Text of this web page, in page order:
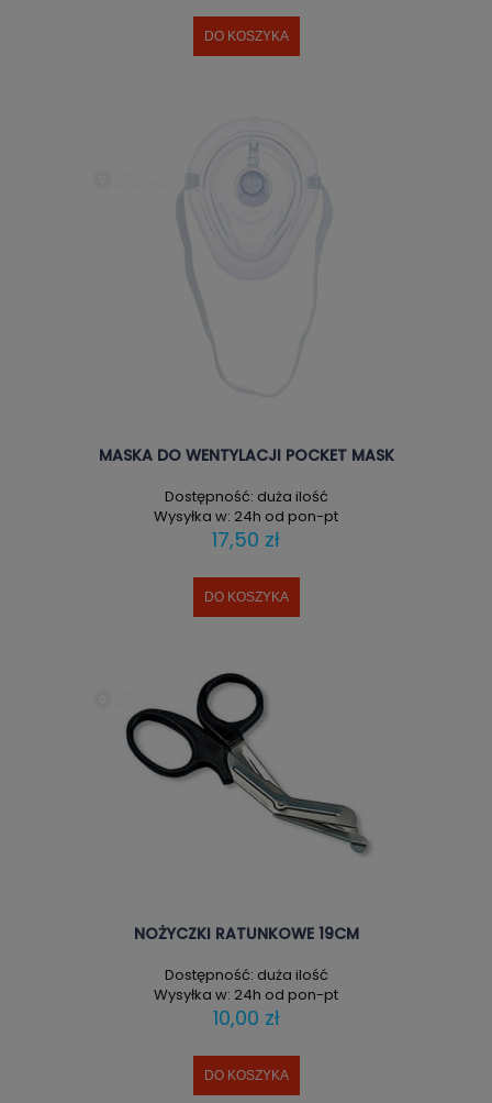
DO KOSZYKA
MASKA DO WENTYLACJI POCKET MASK
Dostępność: duża ilość
Wysyłka w: 24h od pon-pt
17,50 zł
DO KOSZYKA
NOŻYCZKI RATUNKOWE 19CM
Dostępność: duża ilość
Wysyłka w: 24h od pon-pt
10,00 zł
DO KOSZYKA